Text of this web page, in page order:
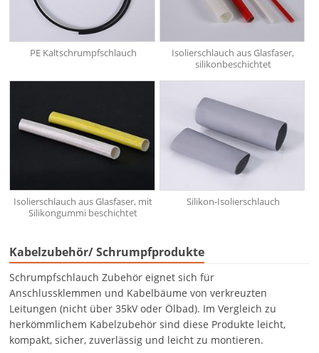
PE Kaltschrumpfschlauch
Isolierschlauch aus Glasfaser,
silikonbeschichtet
Isolierschlauch aus Glasfaser, mit
Silikongummi beschichtet
Silikon-Isolierschlauch
Kabelzubehör/ Schrumpfprodukte
Schrumpfschlauch Zubehör eignet sich für
Anschlussklemmen und Kabelbäume von verkreuzten
Leitungen (nicht über 35kV oder Ölbad). Im Vergleich zu
herkömmlichem Kabelzubehör sind diese Produkte leicht,
kompakt, sicher, zuverlässig und leicht zu montieren.